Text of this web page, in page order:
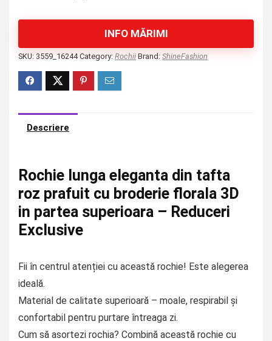
INFO MĂRIMI
SKU: 3559_16244 Category: Rochii Brand: ShineFashion
Descriere
Rochie lunga eleganta din tafta
roz prafuit cu broderie florala 3D
in partea superioara – Reduceri
Exclusive
Fii în centrul atenției cu această rochie! Este alegerea
ideală.
Material de calitate superioară – moale, respirabil și
confortabil pentru purtare întreaga zi.
Cum să asortezi rochia? Combină această rochie cu